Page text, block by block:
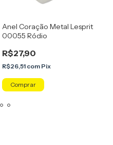
Anel Coração Metal Lesprit
00055 Ródio
R$27,90
R$26,51 com Pix
Comprar